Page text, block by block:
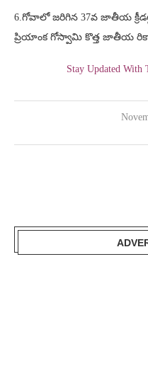
6.గోవాలో జరిగిన 37వ జాతీయ
ప్రియాంక గోస్వామి కొత్త జాతీయ
Stay Updated